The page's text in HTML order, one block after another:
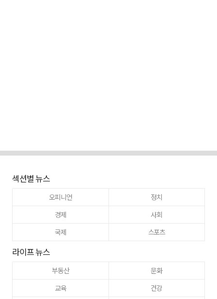
섹션별 뉴스
오피니언
정치
경제
사회
국제
스포츠
라이프 뉴스
부동산
문화
교육
건강